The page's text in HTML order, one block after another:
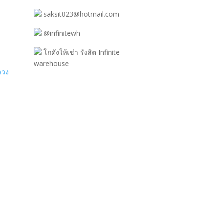
ง
saksit023@hotmail.com
@infinitewh
โกดังให้เช่า รังสิต Infinite
warehouse